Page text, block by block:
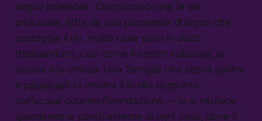
segno indelebile. Camminando per la via
principale, fatta da una passerella di legno che
costeggia il rio, molte case sono in stato
d’abbandono, così come il centro culturale, la
scuola e la chiesa. Una famiglia che alleva galline
e pappagalli ci mostra il livello raggiunto
dall’acqua durante l’inondazione — lo si intuisce
guardando le pareti esterne di ogni casa, dove il